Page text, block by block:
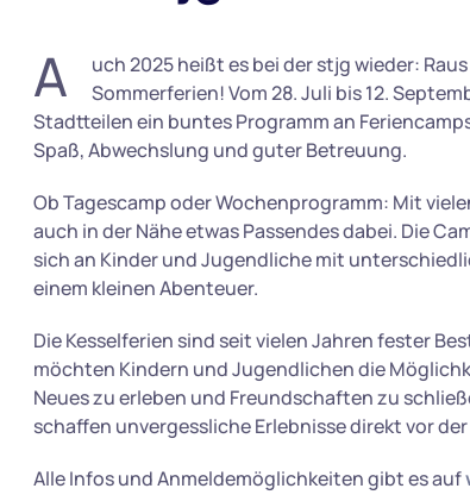
A
uch 2025 heißt es bei der stjg wieder:
Sommerferien! Vom 28. Juli bis 12.
Stadtteilen ein buntes Programm an
Spaß, Abwechslung und guter Betreuung.
Ob Tagescamp oder Wochenprogramm: Mit
auch in der Nähe etwas Passendes dabei. Die
sich an Kinder und Jugendliche mit
einem kleinen Abenteuer.
Die Kesselferien sind seit vielen Jahren fester
möchten Kindern und Jugendlichen die
Neues zu erleben und Freundschaften zu
schaffen unvergessliche Erlebnisse direkt vor
Alle Infos und Anmeldemöglichkeiten gibt es auf